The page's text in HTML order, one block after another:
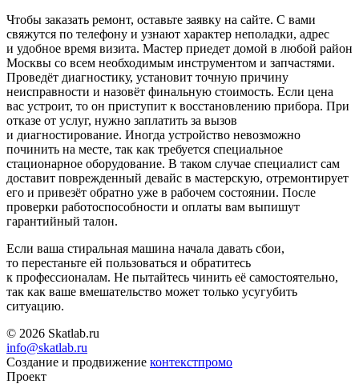
Чтобы заказать ремонт, оставьте заявку на сайте. С вами
свяжутся по телефону и узнают характер неполадки, адрес
и удобное время визита. Мастер приедет домой в любой район
Москвы со всем необходимым инструментом и запчастями.
Проведёт диагностику, установит точную причину
неисправности и назовёт финальную стоимость. Если цена
вас устроит, то он приступит к восстановлению прибора. При
отказе от услуг, нужно заплатить за вызов
и диагностирование. Иногда устройство невозможно
починить на месте, так как требуется специальное
стационарное оборудование. В таком случае специалист сам
доставит поврежденный девайс в мастерскую, отремонтирует
его и привезёт обратно уже в рабочем состоянии. После
проверки работоспособности и оплаты вам выпишут
гарантийный талон.
Если ваша стиральная машина начала давать сбои,
то перестаньте ей пользоваться и обратитесь
к профессионалам. Не пытайтесь чинить её самостоятельно,
так как ваше вмешательство может только усугубить
ситуацию.
© 2026 Skatlab.ru
info@skatlab.ru
Создание и продвижение контекстпромо
Проект